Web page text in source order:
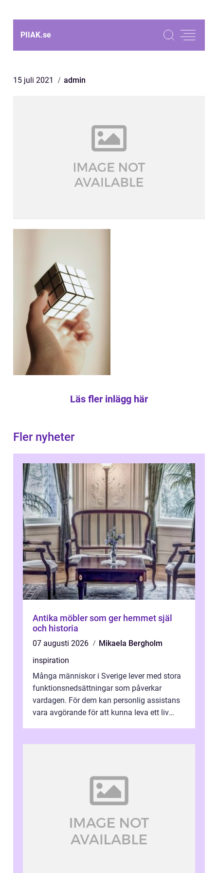
PIIAK.se
15 juli 2021 admin
Läs fler inlägg här
Fler nyheter
Antika möbler som ger hemmet själ
och historia
07 augusti 2026
Mikaela Bergholm
inspiration
Många människor i Sverige lever med stora
funktionsnedsättningar som påverkar
vardagen. För dem kan personlig assistans
vara avgörande för att kunna leva ett liv